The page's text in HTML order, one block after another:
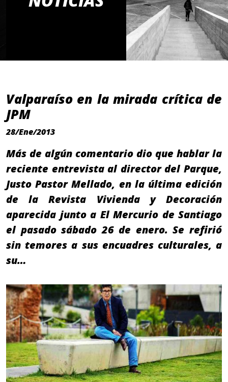
Valparaíso en la mirada crítica de
JPM
28/Ene/2013
Más de algún comentario dio que hablar la
reciente entrevista al director del Parque,
Justo Pastor Mellado, en la última edición
de la Revista Vivienda y Decoración
aparecida junto a El Mercurio de Santiago
el pasado sábado 26 de enero. Se refirió
sin temores a sus encuadres culturales, a
su…